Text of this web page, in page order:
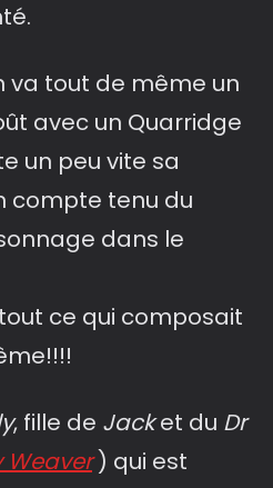
va tout de même un
avec un Quarridge
un peu vite sa
compte tenu du
dans le
ce qui composait
, fille de Jacket du Dr
Weaver) qui est